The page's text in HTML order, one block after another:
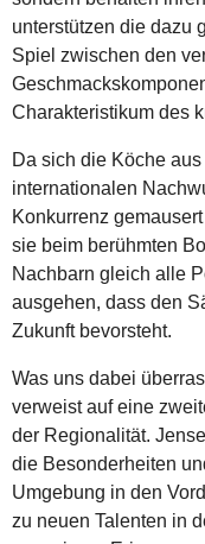
unterstützen die dazu
Spiel zwischen den
Charakteristikum des
Da sich die Köche
internationalen
Konkurrenz
sie beim berühmten
Nachbarn gleich alle
ausgehen, dass den
Zukunft bevorsteht.
Was uns dabei
verweist auf eine
der Regionalität.
die Besonderheiten
Umgebung in den
zu neuen Talenten in